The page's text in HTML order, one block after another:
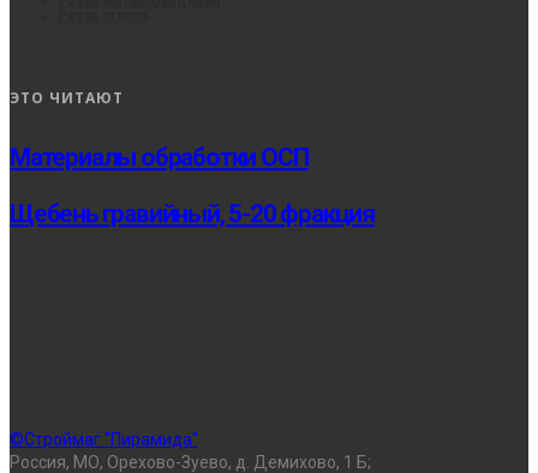
ЭТО ЧИТАЮТ
Материалы обработки ОСП
Щебень гравийный, 5-20 фракция
©Строймаг "Пирамида"
Россия, МО, Орехово-Зуево, д. Демихово, 1 Б;